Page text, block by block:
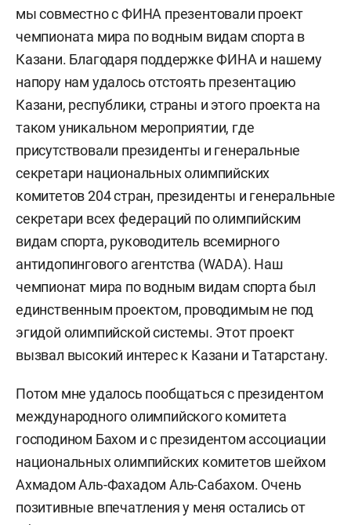
мы совместно с ФИНА презентовали проект
чемпионата мира по водным видам спорта в
Казани. Благодаря поддержке ФИНА и нашему
напору нам удалось отстоять презентацию
Казани, республики, страны и этого проекта на
таком уникальном мероприятии, где
присутствовали президенты и генеральные
секретари национальных олимпийских
комитетов 204 стран, президенты и генеральные
секретари всех федераций по олимпийским
видам спорта, руководитель всемирного
антидопингового агентства (WADA). Наш
чемпионат мира по водным видам спорта был
единственным проектом, проводимым не под
эгидой олимпийской системы. Этот проект
вызвал высокий интерес к Казани и Татарстану.
Потом мне удалось пообщаться с президентом
международного олимпийского комитета
господином Бахом и с президентом ассоциации
национальных олимпийских комитетов шейхом
Ахмадом Аль-Фахадом Аль-Сабахом. Очень
позитивные впечатления у меня остались от